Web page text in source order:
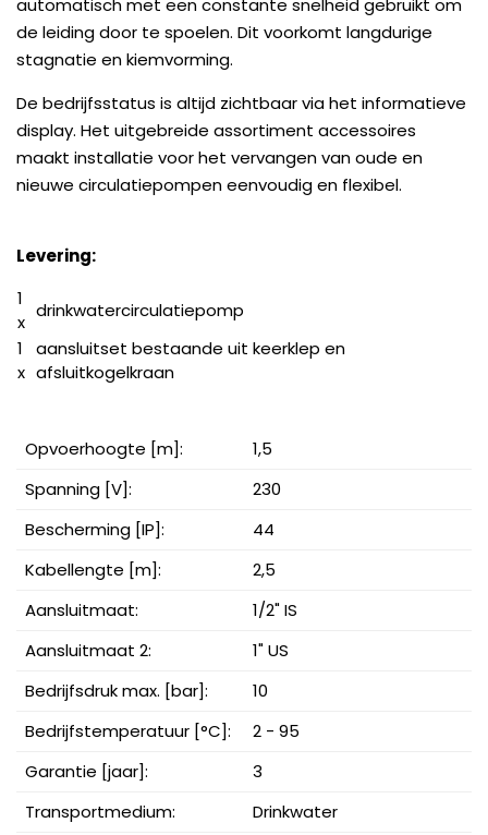
automatisch met een constante snelheid gebruikt om
de leiding door te spoelen. Dit voorkomt langdurige
stagnatie en kiemvorming.
De bedrijfsstatus is altijd zichtbaar via het informatieve
display. Het uitgebreide assortiment accessoires
maakt installatie voor het vervangen van oude en
nieuwe circulatiepompen eenvoudig en flexibel.
Levering:
1
x
drinkwatercirculatiepomp
1
x
aansluitset bestaande uit keerklep en
afsluitkogelkraan
Opvoerhoogte [m]:
1,5
Spanning [V]:
230
Bescherming [IP]:
44
Kabellengte [m]:
2,5
Aansluitmaat:
1/2" IS
Aansluitmaat 2:
1" US
Bedrijfsdruk max. [bar]:
10
Bedrijfstemperatuur [°C]:
2 - 95
Garantie [jaar]:
3
Transportmedium:
Drinkwater